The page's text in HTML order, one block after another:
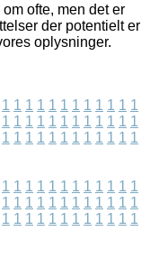
ofte, men det er
der potentielt er
oplysninger.
1 1 1 1 1 1 1 1 1 1 1 1
1 1 1 1 1 1 1 1 1 1 1 1
1 1 1 1 1 1 1 1 1 1 1 1
1 1 1 1 1 1 1 1 1 1 1 1
1 1 1 1 1 1 1 1 1 1 1 1
1 1 1 1 1 1 1 1 1 1 1 1